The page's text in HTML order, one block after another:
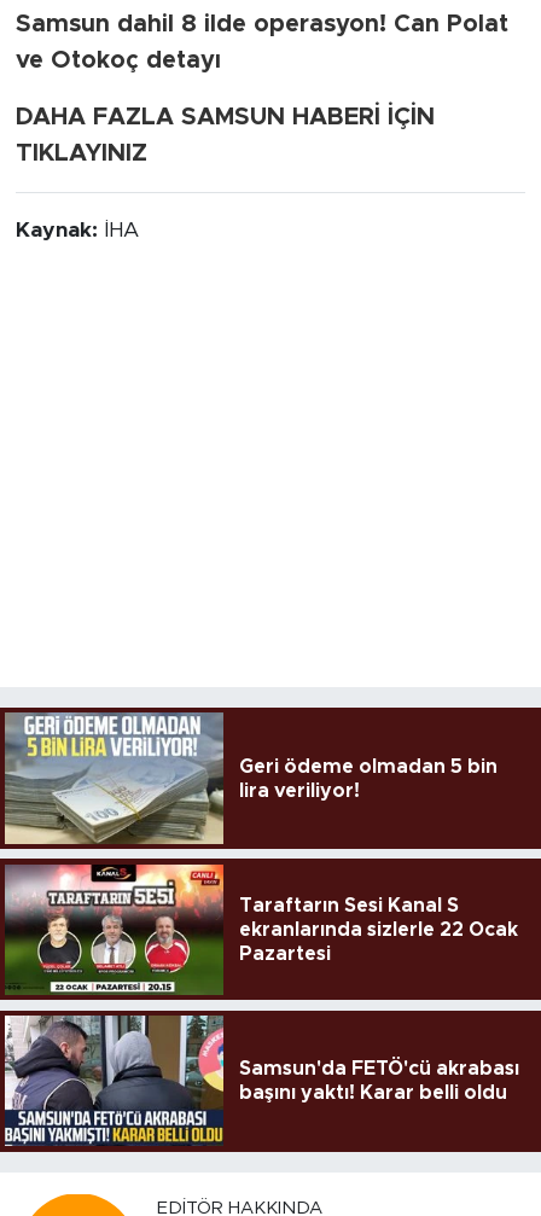
Samsun dahil 8 ilde operasyon! Can Polat
ve Otokoç detayı
DAHA FAZLA SAMSUN HABERİ İÇİN
TIKLAYINIZ
Kaynak: İHA
Geri ödeme olmadan 5 bin
lira veriliyor!
Taraftarın Sesi Kanal S
ekranlarında sizlerle 22 Ocak
Pazartesi
Samsun'da FETÖ'cü akrabası
başını yaktı! Karar belli oldu
EDITÖR HAKKINDA